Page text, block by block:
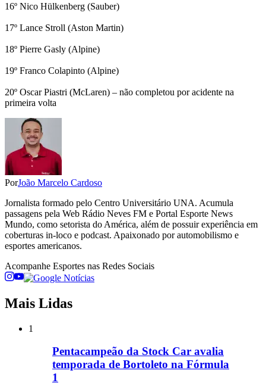
16º Nico Hülkenberg (Sauber)
17º Lance Stroll (Aston Martin)
18º Pierre Gasly (Alpine)
19º Franco Colapinto (Alpine)
20º Oscar Piastri (McLaren) – não completou por acidente na
primeira volta
PorJoão Marcelo Cardoso
Jornalista formado pelo Centro Universitário UNA. Acumula
passagens pela Web Rádio Neves FM e Portal Esporte News
Mundo, como setorista do América, além de possuir experiência em
coberturas in-loco e podcast. Apaixonado por automobilismo e
esportes americanos.
Acompanhe Esportes nas Redes Sociais
Mais Lidas
1
Pentacampeão da Stock Car avalia
temporada de Bortoleto na Fórmula
1